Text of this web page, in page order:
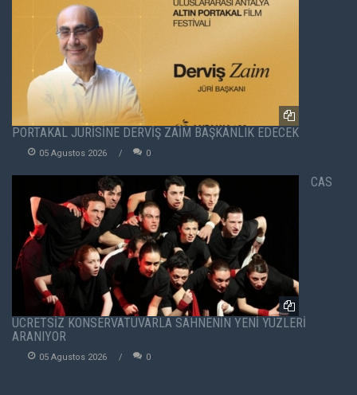
PORTAKAL JÜRİSİNE DERVİŞ ZAİM BAŞKANLIK EDECEK
05 Agustos 2026 0
CAS
ÜCRETSİZ KONSERVATUVARLA SAHNENİN YENİ YÜZLERİ
ARANIYOR
05 Agustos 2026 0